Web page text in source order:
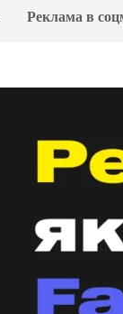
Реклама в